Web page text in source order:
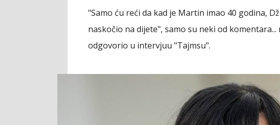
"Samo ću reći da kad je Martin imao 40 godina,
naskočio na dijete", samo su neki od
odgovorio u intervjuu "Tajmsu".